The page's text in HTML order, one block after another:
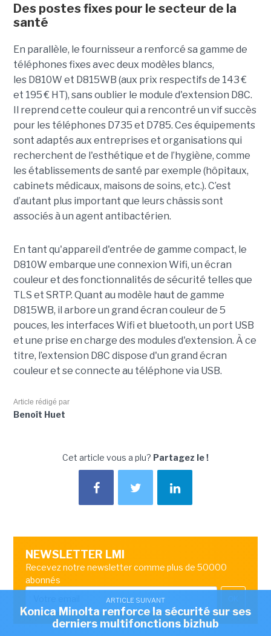
Des postes fixes pour le secteur de la
santé
En parallèle, le fournisseur a renforcé sa gamme de
téléphones fixes avec deux modèles blancs,
les D810W et D815WB (aux prix respectifs de 143 €
et 195 € HT), sans oublier le module d'extension D8C.
Il reprend cette couleur qui a rencontré un vif succès
pour les téléphones D735 et D785. Ces équipements
sont adaptés aux entreprises et organisations qui
recherchent de l'esthétique et de l’hygiène, comme
les établissements de santé par exemple (hôpitaux,
cabinets médicaux, maisons de soins, etc.). C’est
d’autant plus important que leurs châssis sont
associés à un agent antibactérien.
En tant qu'appareil d'entrée de gamme compact, le
D810W embarque une connexion Wifi, un écran
couleur et des fonctionnalités de sécurité telles que
TLS et SRTP. Quant au modèle haut de gamme
D815WB, il arbore un grand écran couleur de 5
pouces, les interfaces Wifi et bluetooth, un port USB
et une prise en charge des modules d'extension. À ce
titre, l’extension D8C dispose d'un grand écran
couleur et se connecte au téléphone via USB.
Article rédigé par
Benoît Huet
Cet article vous a plu? Partagez le !
NEWSLETTER LMI
Recevez notre newsletter comme plus de 50000
abonnés
ARTICLE SUIVANT
Konica Minolta renforce la sécurité sur ses
derniers multifonctions bizhub